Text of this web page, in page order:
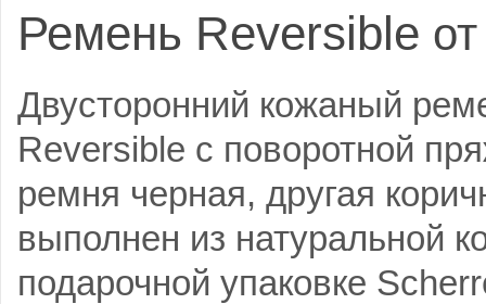
Ремень Reversible от
Двусторонний кожаный
Reversible с поворотной
ремня черная, другая
выполнен из натуральной
подарочной упаковке